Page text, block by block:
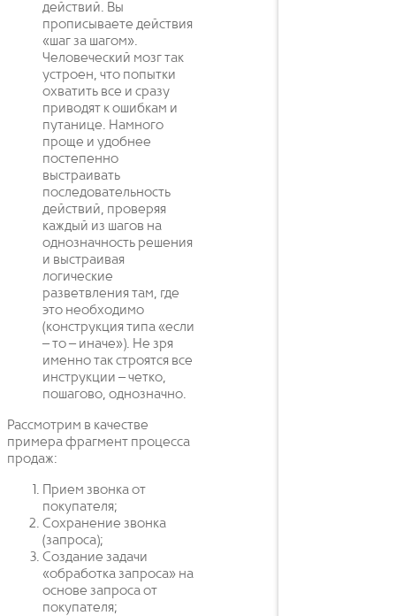
действий. Вы
прописываете действия
«шаг за шагом».
Человеческий мозг так
устроен, что попытки
охватить все и сразу
приводят к ошибкам и
путанице. Намного
проще и удобнее
постепенно
выстраивать
последовательность
действий, проверяя
каждый из шагов на
однозначность решения
и выстраивая
логические
разветвления там, где
это необходимо
(конструкция типа «если
– то – иначе»). Не зря
именно так строятся все
инструкции – четко,
пошагово, однозначно.
Рассмотрим в качестве
примера фрагмент процесса
продаж:
Прием звонка от
покупателя;
Сохранение звонка
(запроса);
Создание задачи
«обработка запроса» на
основе запроса от
покупателя;